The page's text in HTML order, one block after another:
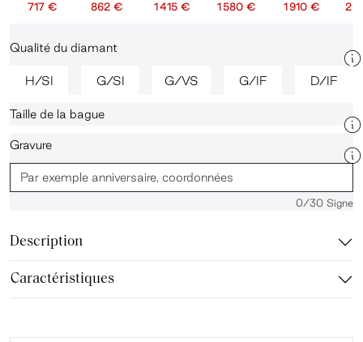
717 € 862 € 1 415 € 1 580 € 1 910 € 2
Qualité du diamant
H/SI G/SI G/VS G/IF D/IF
Taille de la bague
Gravure
0/30 Signe
Description
Caractéristiques